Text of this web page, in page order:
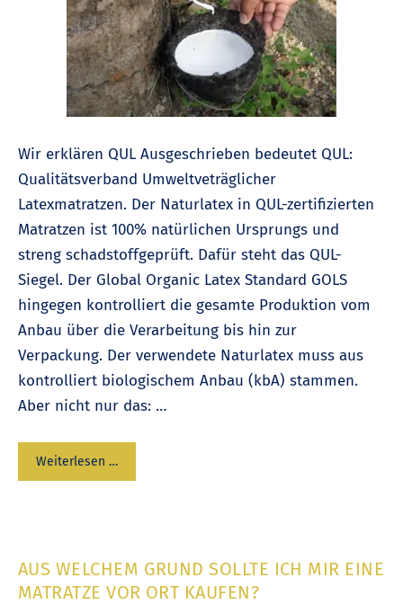
Wir erklären QUL Ausgeschrieben bedeutet QUL:
Qualitätsverband Umweltveträglicher
Latexmatratzen. Der Naturlatex in QUL-zertifizierten
Matratzen ist 100% natürlichen Ursprungs und
streng schadstoffgeprüft. Dafür steht das QUL-
Siegel. Der Global Organic Latex Standard GOLS
hingegen kontrolliert die gesamte Produktion vom
Anbau über die Verarbeitung bis hin zur
Verpackung. Der verwendete Naturlatex muss aus
kontrolliert biologischem Anbau (kbA) stammen.
Aber nicht nur das: …
Weiterlesen …
AUS WELCHEM GRUND SOLLTE ICH MIR EINE
MATRATZE VOR ORT KAUFEN?